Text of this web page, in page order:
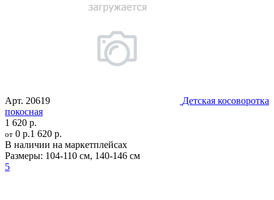
Арт. 20619
Детская косоворотка
покосная
1 620 р.
от 0 р.1 620 р.
В наличии на маркетплейсах
Размеры: 104-110 см, 140-146 см
5